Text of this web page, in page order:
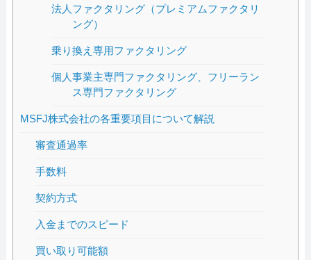
法人ファクタリング（プレミアムファクタリ
ング）
乗り換え専用ファクタリング
個人事業主専門ファクタリング、フリーラン
ス専門ファクタリング
MSFJ株式会社の各重要項目について解説
審査通過率
手数料
契約方式
入金までのスピード
買い取り可能額